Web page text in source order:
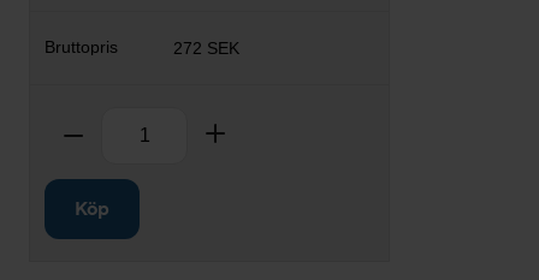
272 SEK
Ta bort
Köp